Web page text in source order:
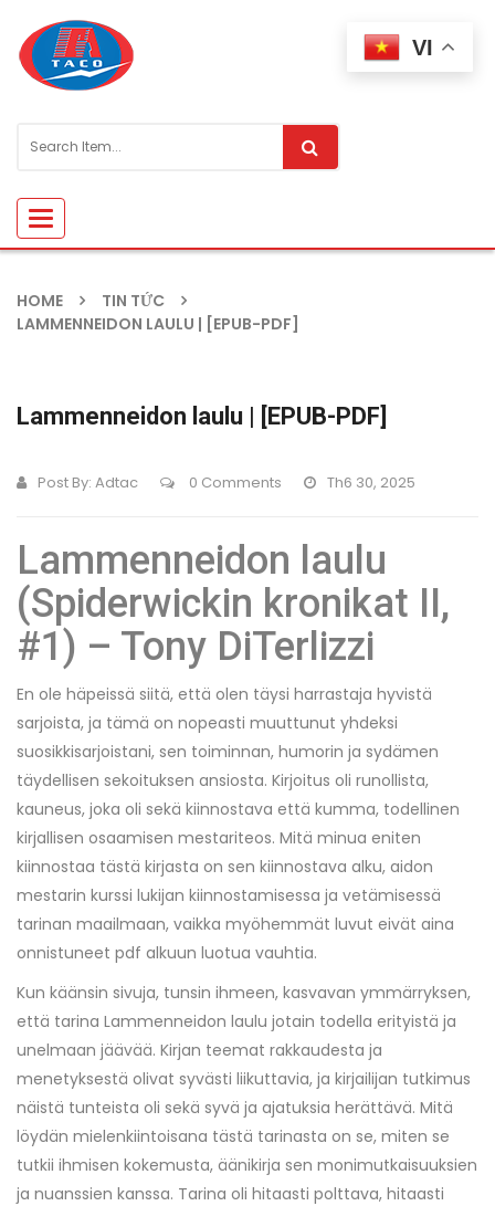
Toggle
navigation
HOME
TIN TỨC
LAMMENNEIDON LAULU | [EPUB-PDF]
Lammenneidon laulu | [EPUB-PDF]
Post By: Adtac 0 Comments Th6 30, 2025
Lammenneidon laulu
(Spiderwickin kronikat II,
#1) – Tony DiTerlizzi
En ole häpeissä siitä, että olen täysi harrastaja hyvistä
sarjoista, ja tämä on nopeasti muuttunut yhdeksi
suosikkisarjoistani, sen toiminnan, humorin ja sydämen
täydellisen sekoituksen ansiosta. Kirjoitus oli runollista,
kauneus, joka oli sekä kiinnostava että kumma, todellinen
kirjallisen osaamisen mestariteos. Mitä minua eniten
kiinnostaa tästä kirjasta on sen kiinnostava alku, aidon
mestarin kurssi lukijan kiinnostamisessa ja vetämisessä
tarinan maailmaan, vaikka myöhemmät luvut eivät aina
onnistuneet pdf alkuun luotua vauhtia.
Kun käänsin sivuja, tunsin ihmeen, kasvavan ymmärryksen,
että tarina Lammenneidon laulu jotain todella erityistä ja
unelmaan jäävää. Kirjan teemat rakkaudesta ja
menetyksestä olivat syvästi liikuttavia, ja kirjailijan tutkimus
näistä tunteista oli sekä syvä ja ajatuksia herättävä. Mitä
löydän mielenkiintoisana tästä tarinasta on se, miten se
tutkii ihmisen kokemusta, äänikirja sen monimutkaisuuksien
ja nuanssien kanssa. Tarina oli hitaasti polttava, hitaasti
VI